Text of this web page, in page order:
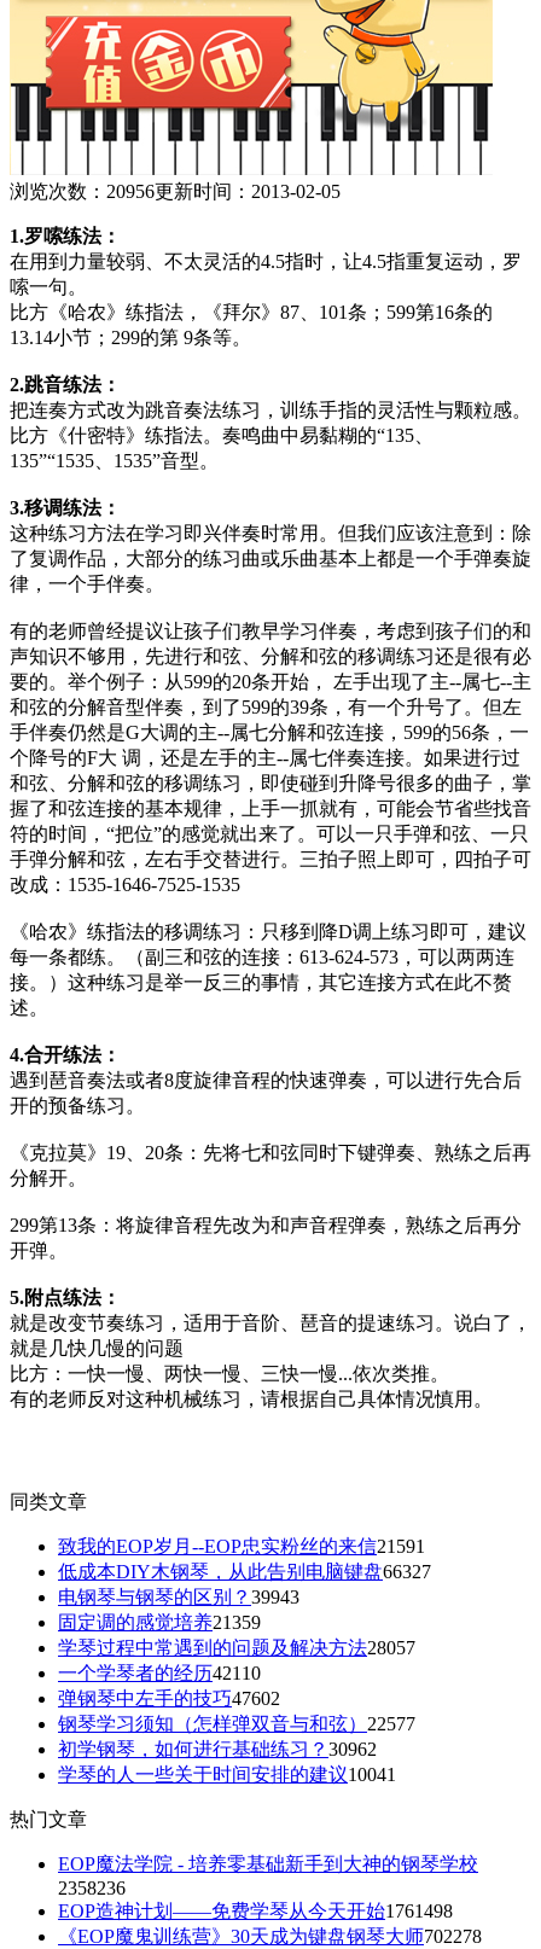
浏览次数：20956更新时间：2013-02-05
1.罗嗦练法：
在用到力量较弱、不太灵活的4.5指时，让4.5指重复运动，罗
嗦一句。
比方《哈农》练指法，《拜尔》87、101条；599第16条的
13.14小节；299的第 9条等。
2.跳音练法：
把连奏方式改为跳音奏法练习，训练手指的灵活性与颗粒感。
比方《什密特》练指法。奏鸣曲中易黏糊的“135、
135”“1535、1535”音型。
3.移调练法：
这种练习方法在学习即兴伴奏时常用。但我们应该注意到：除
了复调作品，大部分的练习曲或乐曲基本上都是一个手弹奏旋
律，一个手伴奏。
有的老师曾经提议让孩子们教早学习伴奏，考虑到孩子们的和
声知识不够用，先进行和弦、分解和弦的移调练习还是很有必
要的。举个例子：从599的20条开始， 左手出现了主--属七--主
和弦的分解音型伴奏，到了599的39条，有一个升号了。但左
手伴奏仍然是G大调的主--属七分解和弦连接，599的56条，一
个降号的F大 调，还是左手的主--属七伴奏连接。如果进行过
和弦、分解和弦的移调练习，即使碰到升降号很多的曲子，掌
握了和弦连接的基本规律，上手一抓就有，可能会节省些找音
符的时间，“把位”的感觉就出来了。可以一只手弹和弦、一只
手弹分解和弦，左右手交替进行。三拍子照上即可，四拍子可
改成：1535-1646-7525-1535
《哈农》练指法的移调练习：只移到降D调上练习即可，建议
每一条都练。（副三和弦的连接：613-624-573，可以两两连
接。）这种练习是举一反三的事情，其它连接方式在此不赘
述。
4.合开练法：
遇到琶音奏法或者8度旋律音程的快速弹奏，可以进行先合后
开的预备练习。
《克拉莫》19、20条：先将七和弦同时下键弹奏、熟练之后再
分解开。
299第13条：将旋律音程先改为和声音程弹奏，熟练之后再分
开弹。
5.附点练法：
就是改变节奏练习，适用于音阶、琶音的提速练习。说白了，
就是几快几慢的问题
比方：一快一慢、两快一慢、三快一慢...依次类推。
有的老师反对这种机械练习，请根据自己具体情况慎用。
同类文章
致我的EOP岁月--EOP忠实粉丝的来信21591
低成本DIY木钢琴，从此告别电脑键盘66327
电钢琴与钢琴的区别？ 39943
固定调的感觉培养21359
学琴过程中常遇到的问题及解决方法28057
一个学琴者的经历42110
弹钢琴中左手的技巧47602
钢琴学习须知（怎样弹双音与和弦） 22577
初学钢琴，如何进行基础练习？ 30962
学琴的人一些关于时间安排的建议10041
热门文章
EOP魔法学院 - 培养零基础新手到大神的钢琴学校
2358236
EOP造神计划——免费学琴从今天开始1761498
《EOP魔鬼训练营》30天成为键盘钢琴大师702278